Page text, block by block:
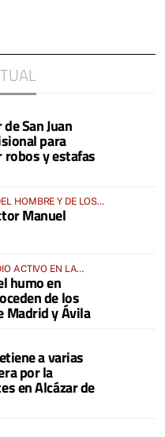
San Juan
para
y estafas
HOMBRE Y DE LOS
Manuel
ACTIVO EN LA
humo en
de los
Madrid y Ávila
a varias
por la
en Alcázar de